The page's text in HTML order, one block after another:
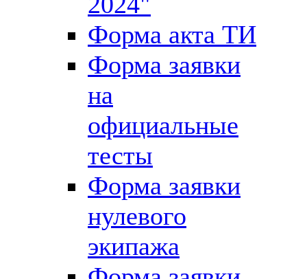
Форма акта ТИ
Форма заявки
на
официальные
тесты
Форма заявки
нулевого
экипажа